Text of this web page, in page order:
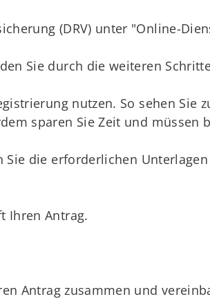
(DRV) unter "Online-
Sie durch die weiteren
nutzen. So sehen Sie
sparen Sie Zeit und müssen
die erforderlichen
Ihren Antrag.
Antrag zusammen und